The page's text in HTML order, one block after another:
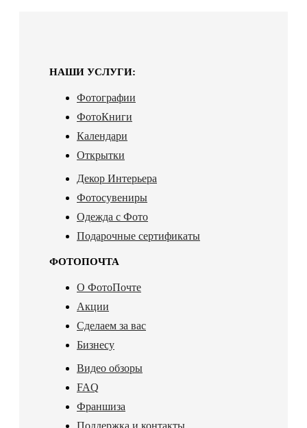
НАШИ УСЛУГИ:
Фотографии
ФотоКниги
Календари
Открытки
Декор Интерьера
Фотосувениры
Одежда с Фото
Подарочные сертификаты
ФОТОПОЧТА
О ФотоПочте
Акции
Сделаем за вас
Бизнесу
Видео обзоры
FAQ
Франшиза
Поддержка и контакты